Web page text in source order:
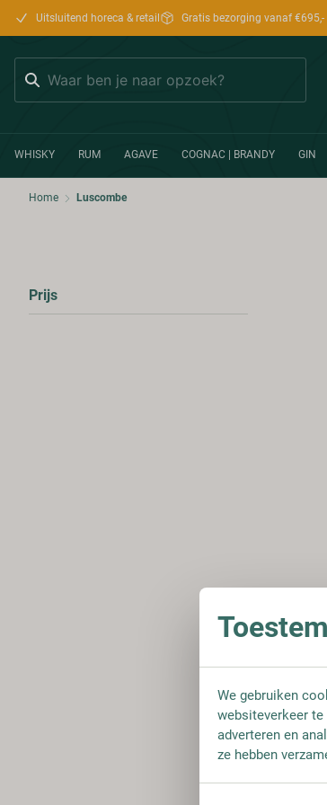
Uitsluitend horeca & retail Gratis bezorging vanaf €695,-
WHISKY RUM AGAVE COGNAC | BRANDY GIN
Home Luscombe
Prijs
We gebruiken
websiteverkeer
adverteren en
ze hebben